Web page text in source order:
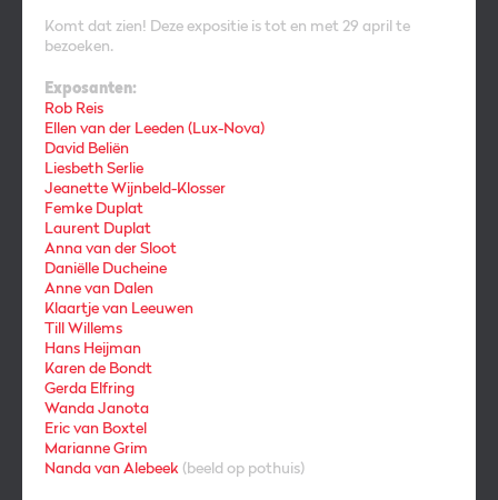
Komt dat zien! Deze expositie is tot en met 29 april te
bezoeken.
Exposanten:
Rob Reis
Ellen van der Leeden (Lux-Nova)
David Beliën
Liesbeth Serlie
Jeanette Wijnbeld-Klosser
Femke Duplat
Laurent Duplat
Anna van der Sloot
Daniëlle Ducheine
Anne van Dalen
Klaartje van Leeuwen
Till Willems
Hans Heijman
Karen de Bondt
Gerda Elfring
Wanda Janota
Eric van Boxtel
Marianne Grim
Nanda van Alebeek (beeld op pothuis)